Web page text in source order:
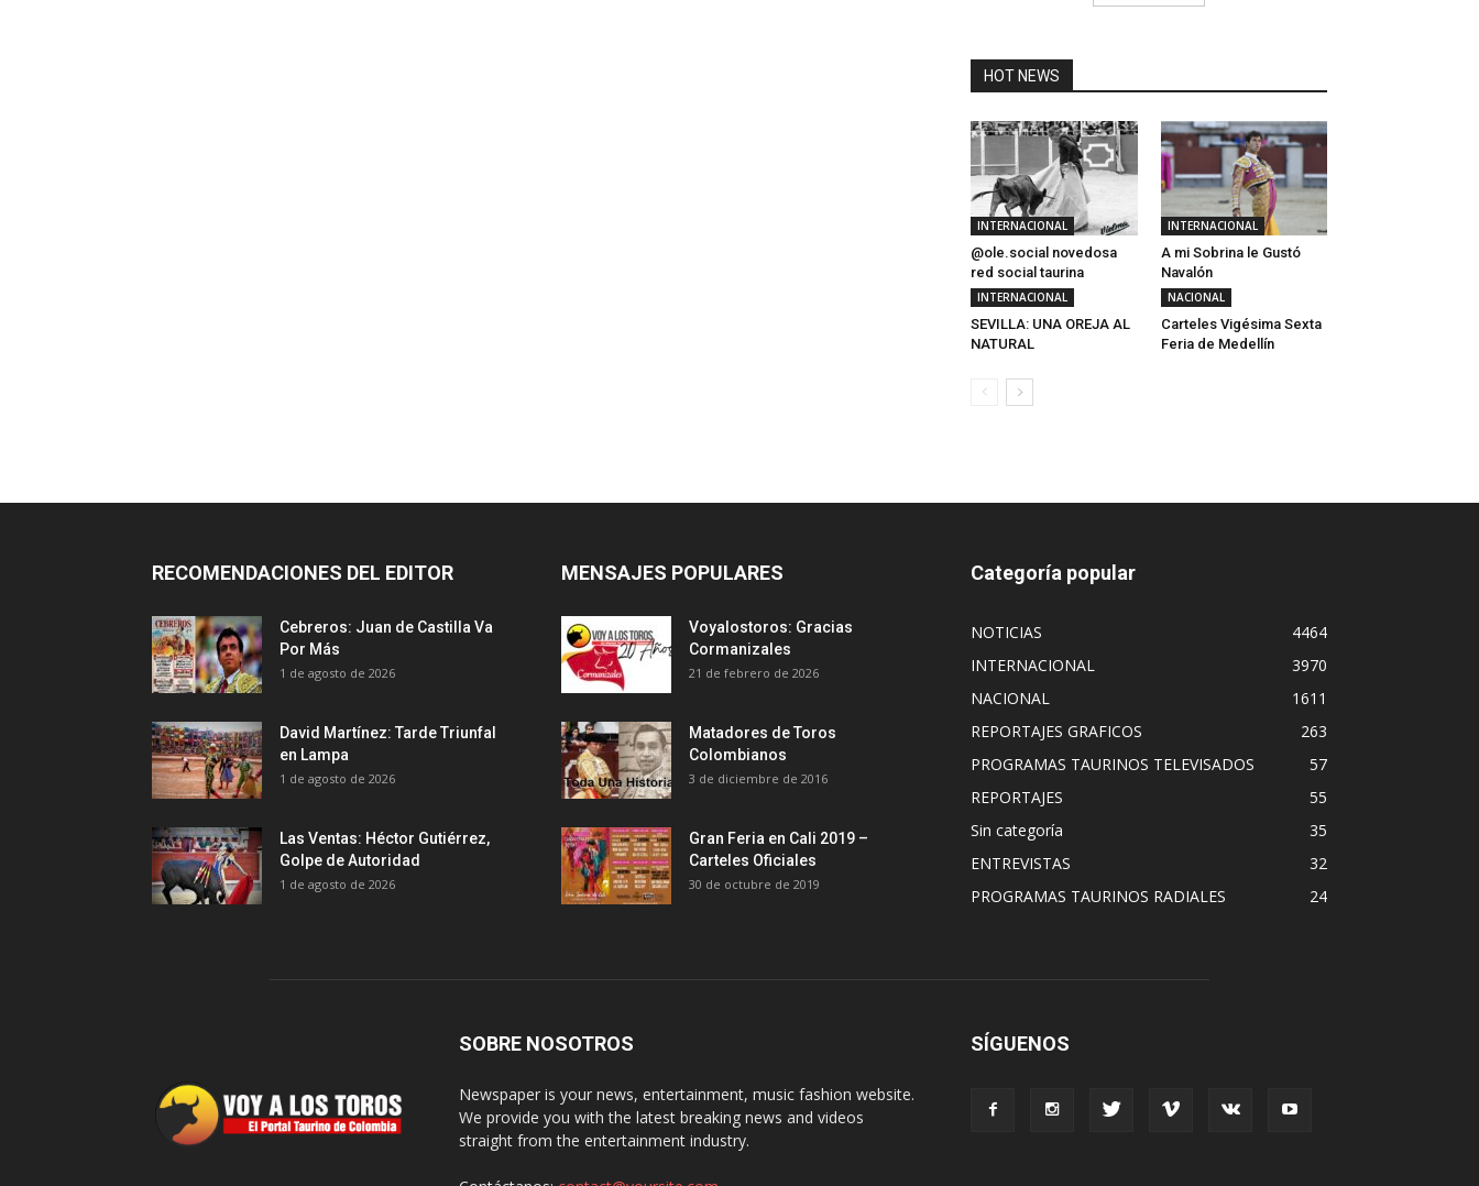
HOT NEWS
INTERNACIONAL
@ole.social novedosa
red social taurina
INTERNACIONAL
A mi Sobrina le Gustó
Navalón
INTERNACIONAL
SEVILLA: UNA OREJA AL
NATURAL
NACIONAL
Carteles Vigésima Sexta
Feria de Medellín
RECOMENDACIONES DEL EDITOR
Cebreros: Juan de Castilla Va
Por Más
1 de agosto de 2026
David Martínez: Tarde Triunfal
en Lampa
1 de agosto de 2026
Las Ventas: Héctor Gutiérrez,
Golpe de Autoridad
1 de agosto de 2026
MENSAJES POPULARES
Voyalostoros: Gracias
Cormanizales
21 de febrero de 2026
Matadores de Toros
Colombianos
3 de diciembre de 2016
Gran Feria en Cali 2019 –
Carteles Oficiales
30 de octubre de 2019
Categoría popular
NOTICIAS
4464
INTERNACIONAL
3970
NACIONAL
1611
REPORTAJES GRAFICOS
263
PROGRAMAS TAURINOS TELEVISADOS
57
REPORTAJES
55
Sin categoría
35
ENTREVISTAS
32
PROGRAMAS TAURINOS RADIALES
24
SOBRE NOSOTROS
Newspaper is your news, entertainment, music fashion website.
We provide you with the latest breaking news and videos
straight from the entertainment industry.
SÍGUENOS